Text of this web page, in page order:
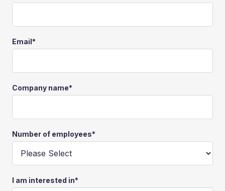
Email*
Company name*
Number of employees*
I am interested in*